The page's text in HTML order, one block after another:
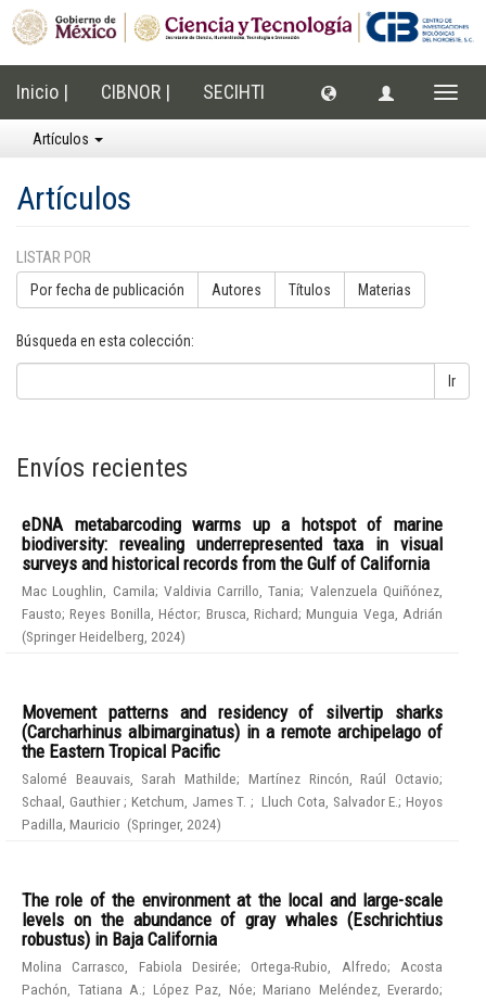
Inicio | CIBNOR | SECIHTI
Artículos
Artículos
LISTAR POR
Por fecha de publicación Autores Títulos Materias
Búsqueda en esta colección:
Ir
Envíos recientes
eDNA metabarcoding warms up a hotspot of marine
biodiversity: revealing underrepresented taxa in visual
surveys and historical records from the Gulf of California
Mac Loughlin, Camila; Valdivia Carrillo, Tania; Valenzuela Quiñónez,
Fausto;Reyes Bonilla, Héctor; Brusca, Richard;Munguia Vega, Adrián
(Springer Heidelberg 2024)
Movement patterns and residency of silvertip sharks
(Carcharhinus albimarginatus) in a remote archipelago of
the Eastern Tropical Pacific
Salomé Beauvais, Sarah Mathilde; Martínez Rincón, Raúl Octavio;
Schaal, Gauthier;Ketchum, James T.; Lluch Cota, Salvador E.;Hoyos
Padilla, Mauricio (Springer, 2024)
The role of the environment at the local and large-scale
levels on the abundance of gray whales (Eschrichtius
robustus) in Baja California
Molina Carrasco, Fabiola Desirée;Ortega-Rubio, Alfredo; Acosta
Pachón, Tatiana A. ; López Paz, Nóe; Mariano Meléndez, Everardo;